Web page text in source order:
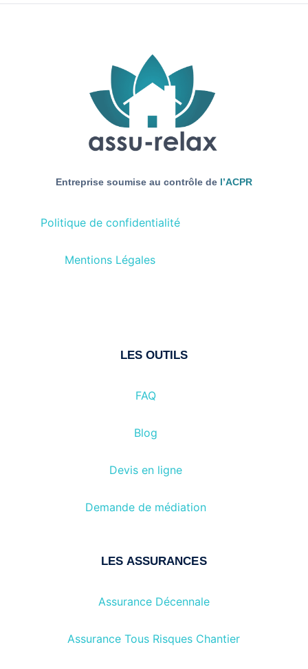
Entreprise soumise au contrôle de l’ACPR
Politique de confidentialité
Mentions Légales
LES OUTILS
FAQ
Blog
Devis en ligne
Demande de médiation
LES ASSURANCES
Assurance Décennale
Assurance Tous Risques Chantier